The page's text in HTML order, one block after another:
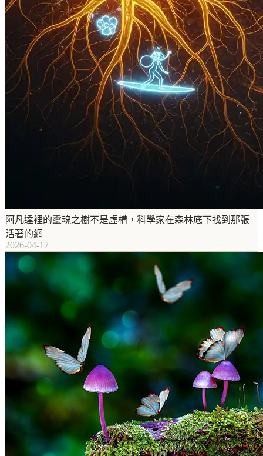
阿凡達裡的靈魂之樹不是虛構，科學家在森林底下找到那張
活著的網
2026-04-17